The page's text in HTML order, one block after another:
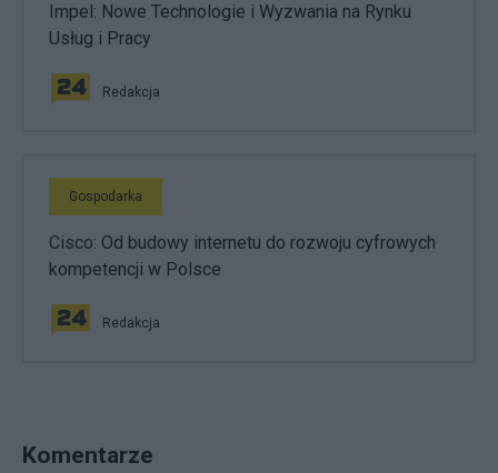
Impel: Nowe Technologie i Wyzwania na Rynku
Usług i Pracy
Redakcja
Gospodarka
Cisco: Od budowy internetu do rozwoju cyfrowych
kompetencji w Polsce
Redakcja
Komentarze